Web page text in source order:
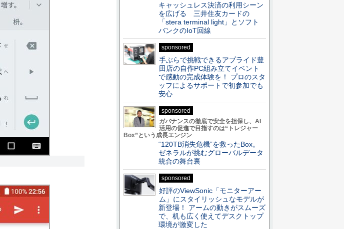
キャッシュレス決済の利用シーン
を広げる 三井住友カードの
「stera terminal light」とソフト
バンクのIoT回線
sponsored
手ぶらで挑戦できるアプライド豊
田店の自作PC組み立てイベント
で感動の完成体験を！ プロのスタ
ッフによるサポートで初参加でも
安心
sponsored
ガバナンスの徹底で安全を担保し、AI
活用の促進で目指すのは“トレジャー
Box”という成長エンジン
“120TB消失危機”を救ったBox。
ゼネラルが挑むグローバルデータ
統合の舞台裏
sponsored
好評のViewSonic「モニターアー
ム」にスタイリッシュなモデルが
新登場！ アームの動きがスムーズ
で、机も広く使えてデスクトップ
環境が激変した